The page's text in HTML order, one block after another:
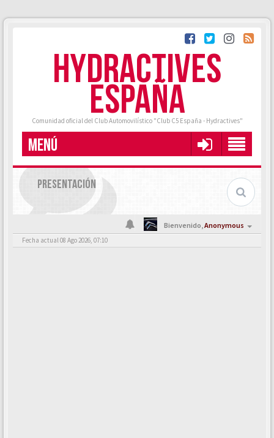
HYDRACTIVES
ESPAÑA
Comunidad oficial del Club Automovilístico "Club C5 España - Hydractives"
MENÚ
PRESENTACIÓN
Bienvenido,Anonymous
Fecha actual 08 Ago 2026, 07:10